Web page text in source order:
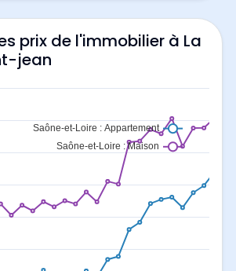
prix de l'immobilier à La
jean